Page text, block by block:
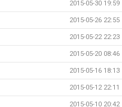
2015-05-30 19:59
2015-05-26 22:55
2015-05-22 22:23
2015-05-20 08:46
2015-05-16 18:13
2015-05-12 22:11
2015-05-10 20:42